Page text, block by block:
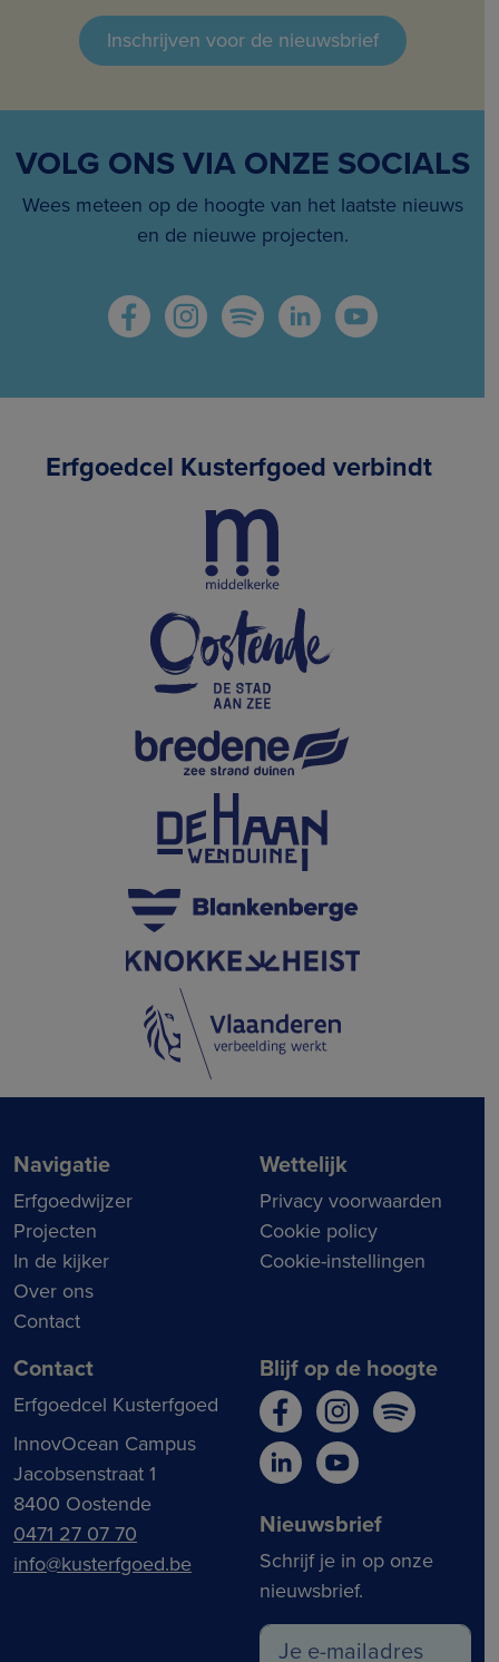
Inschrijven voor de nieuwsbrief
VOLG ONS VIA ONZE SOCIALS
Wees meteen op de hoogte van het laatste nieuws
en de nieuwe projecten.
Erfgoedcel Kusterfgoed verbindt
Navigatie
Erfgoedwijzer
Projecten
In de kijker
Over ons
Contact
Wettelijk
Privacy voorwaarden
Cookie policy
Cookie-instellingen
Contact
Erfgoedcel Kusterfgoed
InnovOcean Campus
Jacobsenstraat 1
8400 Oostende
0471 27 07 70
info@kusterfgoed.be
Blijf op de hoogte
Nieuwsbrief
Schrijf je in op onze
nieuwsbrief.